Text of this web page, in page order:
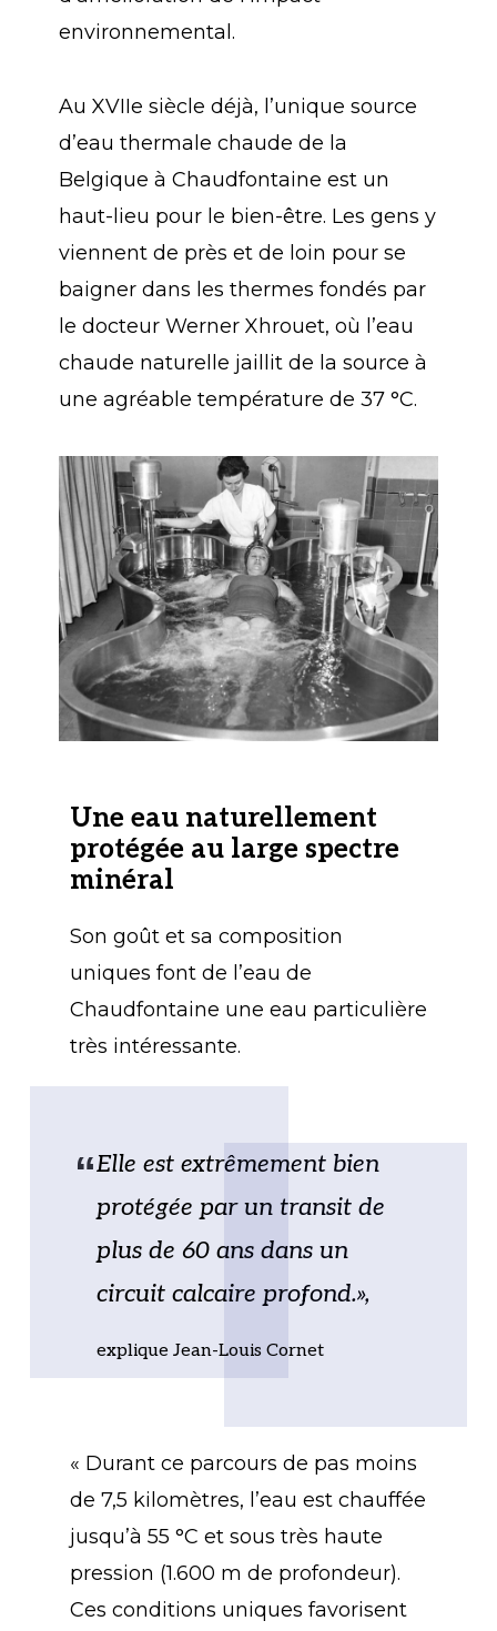
environnemental.
Au XVIIe siècle déjà, l’unique source
d’eau thermale chaude de la
Belgique à Chaudfontaine est un
haut-lieu pour le bien-être. Les gens y
viennent de près et de loin pour se
baigner dans les thermes fondés par
le docteur Werner Xhrouet, où l’eau
chaude naturelle jaillit de la source à
une agréable température de 37 °C.
Une eau naturellement
protégée au large spectre
minéral
Son goût et sa composition
uniques font de l’eau de
Chaudfontaine une eau particulière
très intéressante.
Elle est extrêmement bien
protégée par un transit de
plus de 60 ans dans un
circuit calcaire profond.»,
explique Jean-Louis Cornet
« Durant ce parcours de pas moins
de 7,5 kilomètres, l’eau est chauffée
jusqu’à 55 °C et sous très haute
pression (1.600 m de profondeur).
Ces conditions uniques favorisent